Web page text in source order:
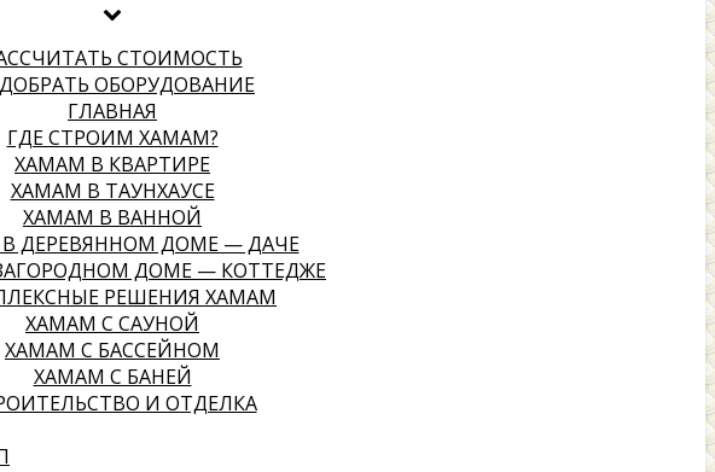
СТОИМОСТЬ
ОБОРУДОВАНИЕ
ГЛАВНАЯ
ГДЕ СТРОИМ ХАМАМ?
ХАМАМ В КВАРТИРЕ
ХАМАМ В ТАУНХАУСЕ
ХАМАМ В ВАННОЙ
ДЕРЕВЯННОМ ДОМЕ — ДАЧЕ
ДОМЕ — КОТТЕДЖЕ
РЕШЕНИЯ ХАМАМ
ХАМАМ С САУНОЙ
ХАМАМ С БАССЕЙНОМ
ХАМАМ С БАНЕЙ
И ОТДЕЛКА